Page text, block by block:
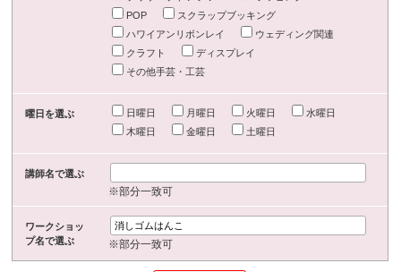
POP
スクラップブッキング
ハワイアンリボンレイ
ウェディング関連
クラフト
ディスプレイ
その他手芸・工芸
曜日を選ぶ 日曜日 月曜日 火曜日
水曜日
木曜日
金曜日 土曜日
講師名で選ぶ
※部分一致可
ワークショッ
プ名で選ぶ
※部分一致可